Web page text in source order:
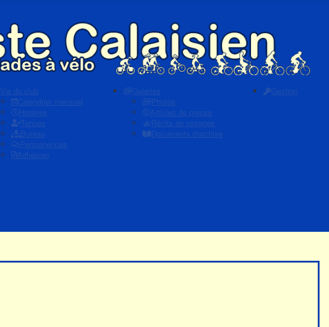
Vie du club
Calendrier mensuel
Horaires
Tenues
Bureau
Permanences
Adhésion
Galeries
Photos
Articles de presse
Récits de voyages
Documents d'archive
Gestion